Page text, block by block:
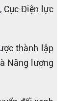
Cục Điện lực
thành lập
Năng lượng